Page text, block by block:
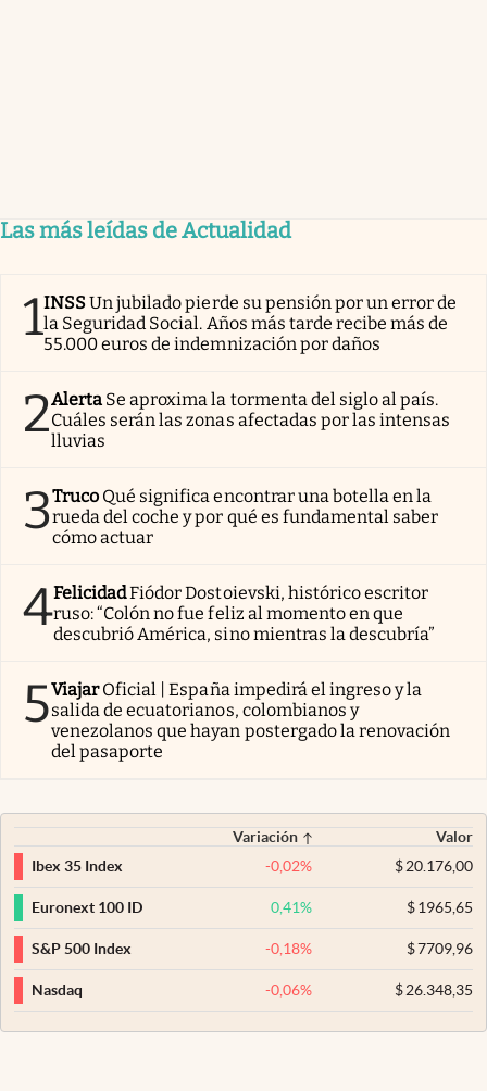
Las más leídas de Actualidad
1INSSUn jubilado pierde su pensión por un error de
la Seguridad Social. Años más tarde recibe más de
55.000 euros de indemnización por daños
2Alerta Se aproxima la tormenta del siglo al país.
Cuáles serán las zonas afectadas por las intensas
lluvias
3Truco Qué significa encontrar una botella en la
rueda del coche y por qué es fundamental saber
cómo actuar
4FelicidadFiódor Dostoievski, histórico escritor
ruso: “Colón no fue feliz al momento en que
descubrió América, sino mientras la descubría”
5Viajar Oficial | España impedirá el ingreso y la
salida de ecuatorianos, colombianos y
venezolanos que hayan postergado la renovación
del pasaporte
Variación
Valor
Ibex 35 Index
-0,02% $20.176,00
Euronext 100 ID 0,41% $1965,65
S&P 500 Index -0,18% $7709,96
Nasdaq -0,06% $26.348,35